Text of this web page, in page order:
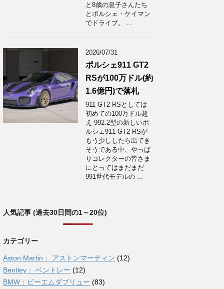
と8歳の息子さんたち
とポルシェ・ケイマン
でドライブ。 ...
2026/07/31
ポルシェ911 GT2
RSが100万ドル(約
1.6億円)で落札
911 GT2 RSとしては
初めての100万ドル超
え 992.2型の新しいポ
ルシェ911 GT2 RSが
もう少ししたら出てき
そうである中、やっぱ
りコレクターの皆さま
にとってはまだまだ
991世代モデルの ...
人気記事 (過去30日間の1～20位)
カテゴリー
Aston Martin： アストンマーティン (12)
Bentley： ベントレー (12)
BMW：ビーエムダブリュー (83)